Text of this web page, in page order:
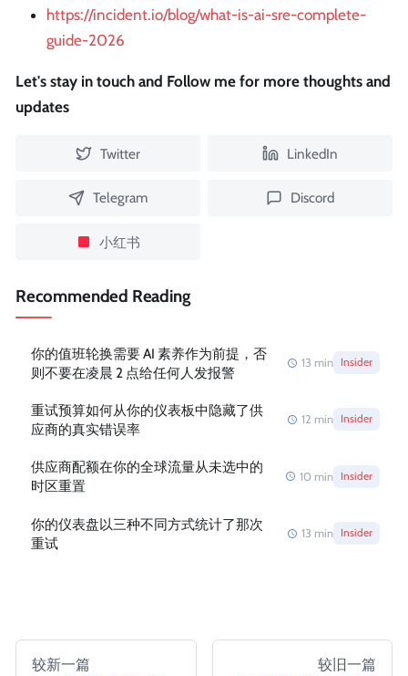
https://incident.io/blog/what-is-ai-sre-complete-
guide-2026
Let's stay in touch and Follow me for more thoughts and
updates
Twitter LinkedIn
Telegram Discord
小红书
Recommended Reading
你的值班轮换需要 AI 素养作为前提，否
则不要在凌晨 2 点给任何人发报警
13 min Insider
重试预算如何从你的仪表板中隐藏了供
应商的真实错误率
12 min Insider
供应商配额在你的全球流量从未选中的
时区重置
10 min Insider
你的仪表盘以三种不同方式统计了那次
重试
13 min Insider
较新一篇 较旧一篇